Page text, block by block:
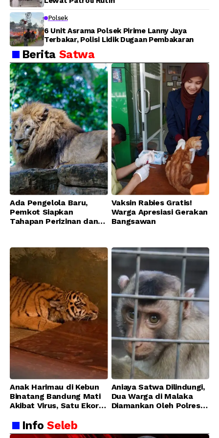
Polsek
6 Unit Asrama Polsek Pirime Lanny Jaya
Terbakar, Polisi Lidik Dugaan Pembakaran
Berita Satwa
Ada Pengelola Baru,
Pemkot Siapkan
Tahapan Perizinan dan
Vaksin Rabies Gratis!
Warga Apresiasi Gerakan
Bangsawan
Anak Harimau di Kebun
Binatang Bandung Mati
Akibat Virus, Satu Ekor
Membaik
Aniaya Satwa Dilindungi,
Dua Warga di Malaka
Diamankan Oleh Polres
InfoSeleb